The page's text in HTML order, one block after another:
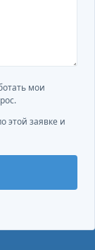
мои
этой заявке и